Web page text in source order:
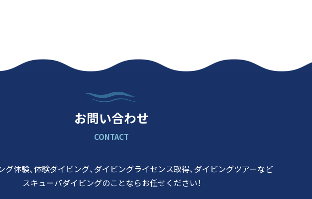
お問い合わせ
CONTACT
体験、体験ダイビング、 ダイビングライセンス取得、 ダイビングツアーなど
スキューバダイビングのことならお任せください！